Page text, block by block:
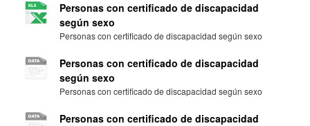
Personas con certificado de discapacidad
según sexo
Personas con certificado de discapacidad según sexo
Personas con certificado de discapacidad
según sexo
Personas con certificado de discapacidad según sexo
Personas con certificado de discapacidad